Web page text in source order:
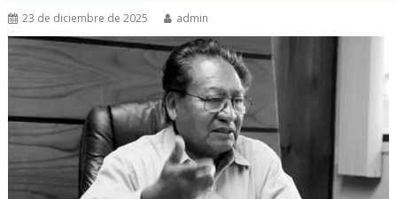
23 de diciembre de 2025 admin